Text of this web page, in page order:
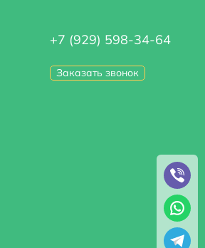
+7 (929) 598-34-64
Заказать звонок